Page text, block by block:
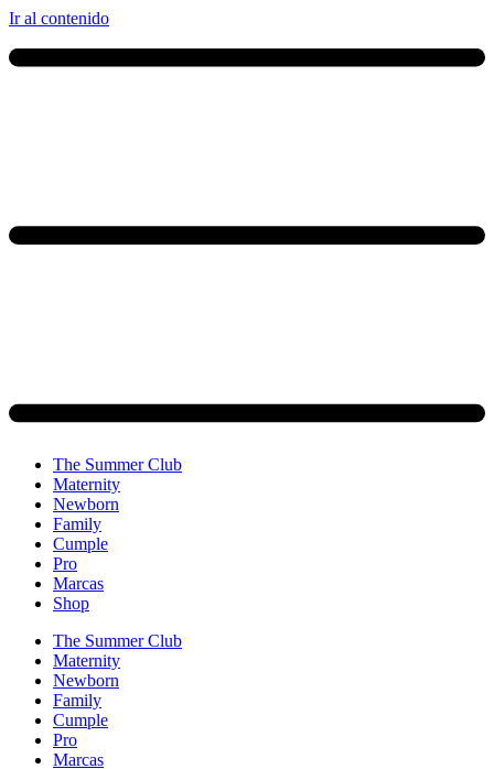
Ir al contenido
The Summer Club
Maternity
Newborn
Family
Cumple
Pro
Marcas
Shop
The Summer Club
Maternity
Newborn
Family
Cumple
Pro
Marcas